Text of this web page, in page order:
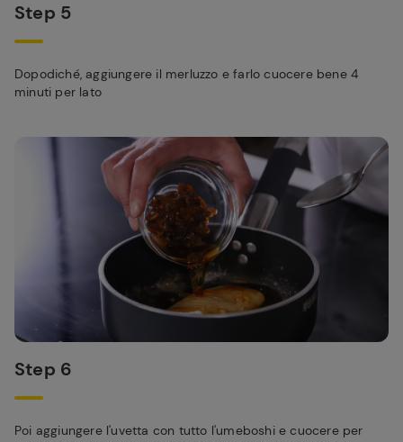
Step 5
Dopodiché, aggiungere il merluzzo e farlo cuocere bene 4
minuti per lato
Step 6
Poi aggiungere l'uvetta con tutto l'umeboshi e cuocere per